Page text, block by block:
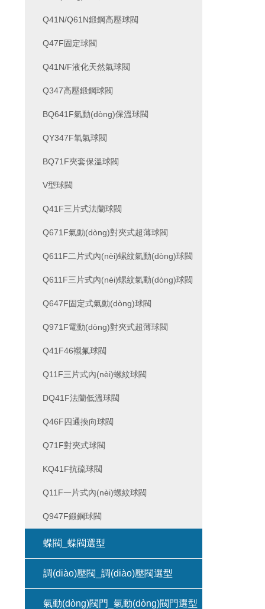
Q41N/Q61N鍛鋼高壓球閥
Q47F固定球閥
Q41N/F液化天然氣球閥
Q347高壓鍛鋼球閥
BQ641F氣動(dòng)保溫球閥
QY347F氧氣球閥
BQ71F夾套保溫球閥
V型球閥
Q41F三片式法蘭球閥
Q671F氣動(dòng)對夾式超薄球閥
Q611F二片式內(nèi)螺紋氣動(dòng)球閥
Q611F三片式內(nèi)螺紋氣動(dòng)球閥
Q647F固定式氣動(dòng)球閥
Q971F電動(dòng)對夾式超薄球閥
Q41F46襯氟球閥
Q11F三片式內(nèi)螺紋球閥
DQ41F法蘭低溫球閥
Q46F四通換向球閥
Q71F對夾式球閥
KQ41F抗硫球閥
Q11F一片式內(nèi)螺紋球閥
Q947F鍛鋼球閥
蝶閥_蝶閥選型
調(diào)壓閥_調(diào)壓閥選型
氣動(dòng)閥門_氣動(dòng)閥門選型